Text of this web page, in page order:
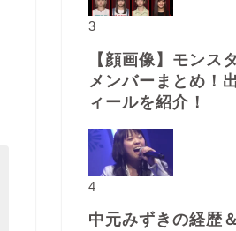
3
【顔画像】モンス
メンバーまとめ！
ィールを紹介！
4
中元みずきの経歴